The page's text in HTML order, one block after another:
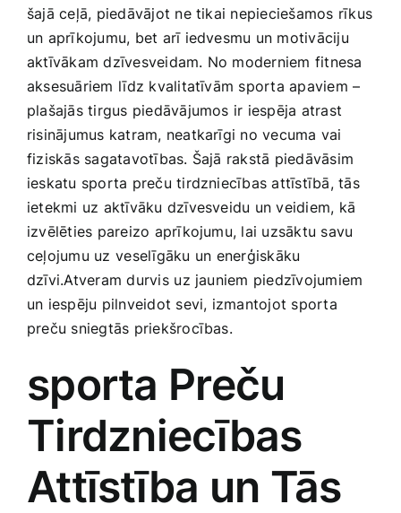
Preces pieaugušajiem
Rotaļlietas, bērnu preces
Smaržas, kosmētika
TV un Sadzīves tehnika
Zoo preces
šajā ceļā, piedāvājot ne tikai ‌nepieciešamos rīkus
un ‍aprīkojumu, bet arī‍ iedvesmu ​un motivāciju
aktīvākam dzīvesveidam. No moderniem‍ fitnesa
aksesuāriem ⁢līdz kvalitatīvām sporta apaviem –
plašajās tirgus piedāvājumos ir​ iespēja atrast
risinājumus katram, neatkarīgi no​ vecuma vai⁣
fiziskās sagatavotības. Šajā ‍rakstā piedāvāsim
ieskatu sporta preču tirdzniecības attīstībā, tās
ietekmi uz aktīvāku dzīvesveidu un veidiem, kā‍
izvēlēties pareizo aprīkojumu, lai uzsāktu savu
ceļojumu uz⁣ veselīgāku‍ un⁤ enerģiskāku⁢
dzīvi.Atveram durvis⁣ uz jauniem piedzīvojumiem
un iespēju pilnveidot sevi, izmantojot sporta
preču sniegtās priekšrocības.
sporta Preču
Tirdzniecības‍
Attīstība un‍ Tās